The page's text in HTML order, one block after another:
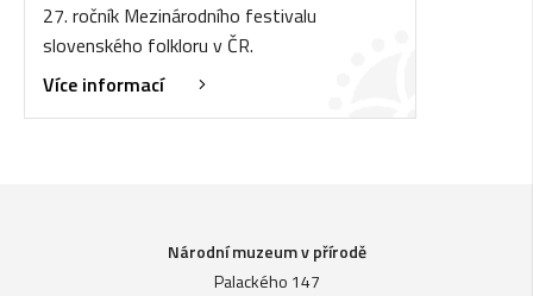
27. ročník Mezinárodního festivalu
slovenského folkloru v ČR.
Více informací
Národní muzeum v přírodě
Palackého 147